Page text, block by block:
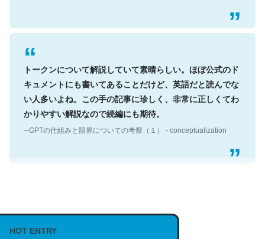
トークンについて解説していて素晴らしい。ほぼ公式のド
キュメントにも書いてあることだけど、英語だと読んでな
い人多いよね。この手の記事に珍しく、非常に正しくてわ
かりやすい解説なので続編にも期待。
説してる記事が少ないので貴重な良記事。/続編来た
https://isobe324649.hatenablog.com/entry/2023/03/27
HOT ENTRY